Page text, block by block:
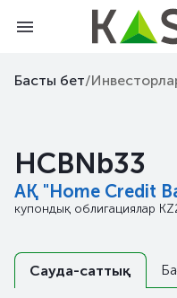
Басты бет/
HCBNb33
АҚ "Home Credit
купондық облигациялар
Сауда-саттық